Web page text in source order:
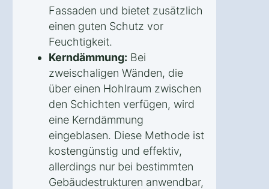
Fassaden und bietet zusätzlich
einen guten Schutz vor
Feuchtigkeit.
Kerndämmung: Bei
zweischaligen Wänden, die
über einen Hohlraum zwischen
den Schichten verfügen, wird
eine Kerndämmung
eingeblasen. Diese Methode ist
kostengünstig und effektiv,
allerdings nur bei bestimmten
Gebäudestrukturen anwendbar,